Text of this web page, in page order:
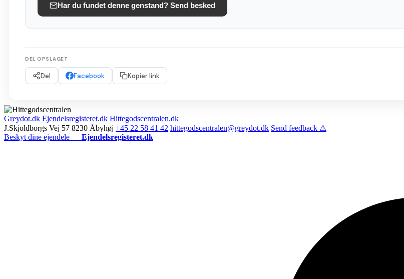
Har du fundet denne genstand? Send besked
DEL OPSLAGET
Del Facebook Kopier link
Greydot.dk Ejendelsregisteret.dk Hittegodscentralen.dk
J.Skjoldborgs Vej 57 8230 Åbyhøj +45 22 58 41 42 hittegodscentralen@greydot.dk Send feedback ⚠
Beskyt dine ejendele — Ejendelsregisteret.dk